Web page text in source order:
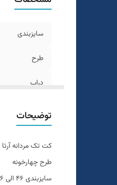
سایزبندی
طرح
دراپ
توضیحات
کت تک مردانه آرتا
طرح چهارخونه
سایزبندی ۴۶ الی ۵۶